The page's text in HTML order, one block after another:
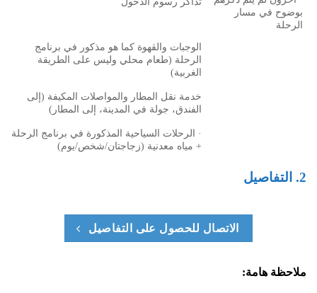
بوضوح في مسار
الرحلة
الوجبات والقهوة كما هو مذكور في برنامج
الرحلة (طعام محلي وليس على الطريقة
الغربية)
خدمة نقل المطار والمواصلات المكيفة (إلى
الفندق، جولة في المدينة، إلى المطار)
· الرحلات السياحية المذكورة في برنامج الرحلة
+ مياه معدنية (زجاجتان/شخص/يوم)
2. التفاصيل
الاتصال للحصول على التفاصيل
ملاحظة هامة: